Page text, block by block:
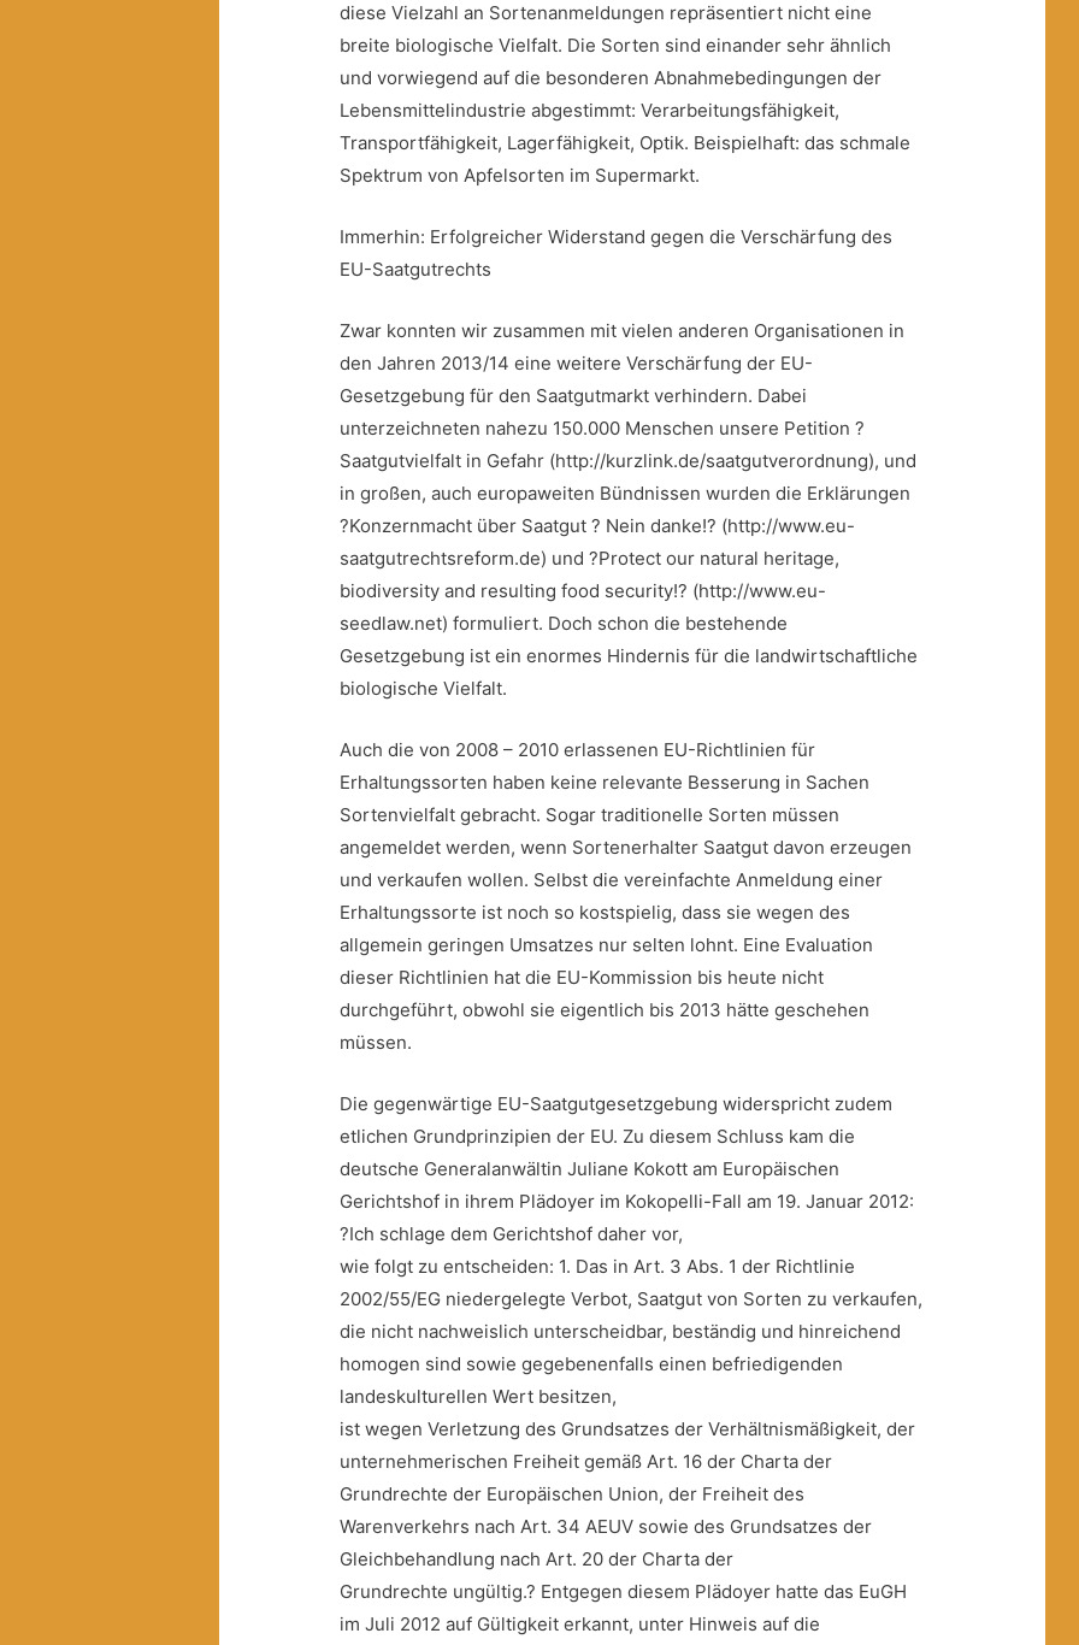
diese Vielzahl an Sortenanmeldungen repräsentiert nicht eine
breite biologische Vielfalt. Die Sorten sind einander sehr ähnlich
und vorwiegend auf die besonderen Abnahmebedingungen der
Lebensmittelindustrie abgestimmt: Verarbeitungsfähigkeit,
Transportfähigkeit, Lagerfähigkeit, Optik. Beispielhaft: das schmale
Spektrum von Apfelsorten im Supermarkt.
Immerhin: Erfolgreicher Widerstand gegen die Verschärfung des
EU-Saatgutrechts
Zwar konnten wir zusammen mit vielen anderen Organisationen in
den Jahren 2013/14 eine weitere Verschärfung der EU-
Gesetzgebung für den Saatgutmarkt verhindern. Dabei
unterzeichneten nahezu 150.000 Menschen unsere Petition ?
Saatgutvielfalt in Gefahr (http://kurzlink.de/saatgutverordnung), und
in großen, auch europaweiten Bündnissen wurden die Erklärungen
?Konzernmacht über Saatgut ? Nein danke!? (http://www.eu-
saatgutrechtsreform.de) und ?Protect our natural heritage,
biodiversity and resulting food security!? (http://www.eu-
seedlaw.net) formuliert. Doch schon die bestehende
Gesetzgebung ist ein enormes Hindernis für die landwirtschaftliche
biologische Vielfalt.
Auch die von 2008 – 2010 erlassenen EU-Richtlinien für
Erhaltungssorten haben keine relevante Besserung in Sachen
Sortenvielfalt gebracht. Sogar traditionelle Sorten müssen
angemeldet werden, wenn Sortenerhalter Saatgut davon erzeugen
und verkaufen wollen. Selbst die vereinfachte Anmeldung einer
Erhaltungssorte ist noch so kostspielig, dass sie wegen des
allgemein geringen Umsatzes nur selten lohnt. Eine Evaluation
dieser Richtlinien hat die EU-Kommission bis heute nicht
durchgeführt, obwohl sie eigentlich bis 2013 hätte geschehen
müssen.
Die gegenwärtige EU-Saatgutgesetzgebung widerspricht zudem
etlichen Grundprinzipien der EU. Zu diesem Schluss kam die
deutsche Generalanwältin Juliane Kokott am Europäischen
Gerichtshof in ihrem Plädoyer im Kokopelli-Fall am 19. Januar 2012:
?Ich schlage dem Gerichtshof daher vor,
wie folgt zu entscheiden: 1. Das in Art. 3 Abs. 1 der Richtlinie
2002/55/EG niedergelegte Verbot, Saatgut von Sorten zu verkaufen,
die nicht nachweislich unterscheidbar, beständig und hinreichend
homogen sind sowie gegebenenfalls einen befriedigenden
landeskulturellen Wert besitzen,
ist wegen Verletzung des Grundsatzes der Verhältnismäßigkeit, der
unternehmerischen Freiheit gemäß Art. 16 der Charta der
Grundrechte der Europäischen Union, der Freiheit des
Warenverkehrs nach Art. 34 AEUV sowie des Grundsatzes der
Gleichbehandlung nach Art. 20 der Charta der
Grundrechte ungültig.? Entgegen diesem Plädoyer hatte das EuGH
im Juli 2012 auf Gültigkeit erkannt, unter Hinweis auf die